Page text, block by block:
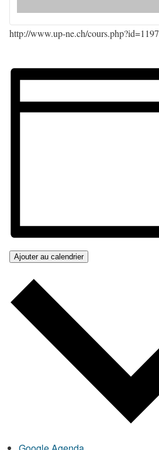
http://www.up-ne.ch/cours.php?id=1197
Ajouter au calendrier